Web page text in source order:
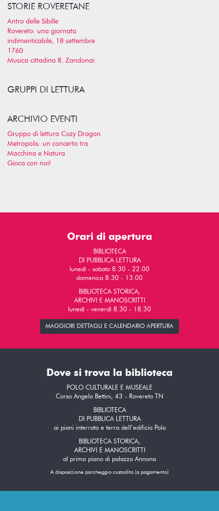
STORIE ROVERETANE
Antro delle Sibille
Rovereto: una giornata
indimenticabile, 18 settembre
1760
Musica cittadina R. Zandonai
GRUPPI DI LETTURA
ARCHIVIO EVENTI
Gruppo di lettura Cozy Dragon
Metropolis: un concerto tra
Macchina e Natura
Gioca con noi!
Orari di apertura
BIBLIOTECA
DI PUBBLICA LETTURA
lunedì - sabato 8.30 - 22.00
domenica 8.30 - 13.00
BIBLIOTECA STORICA,
ARCHIVI E MANOSCRITTI
lunedì - venerdì 8.30 - 18.30
MAGGIORI DETTAGLI E CALENDARIO APERTURA
Dove si trova la biblioteca
POLO CULTURALE E MUSEALE
Corso Angelo Bettini, 43 - Rovereto TN
BIBLIOTECA
DI PUBBLICA LETTURA
ai piani interrato e terra dell’edificio Polo
BIBLIOTECA STORICA,
ARCHIVI E MANOSCRITTI
al primo piano di palazzo Annona
A disposizione parcheggio custodito (a pagamento)